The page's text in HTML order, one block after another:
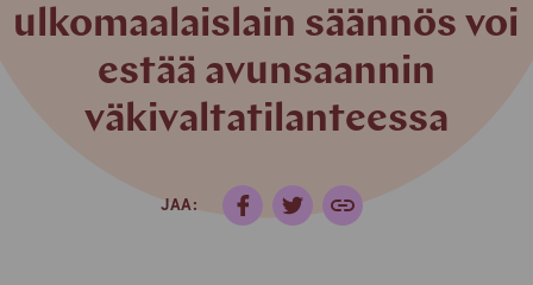
ulkomaalaislain säännös voi
estää avunsaannin
väkivaltatilanteessa
JAA: